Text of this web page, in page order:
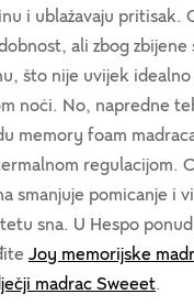
i ublažavaju pritisak.
ali zbog
što nije uvijek idealno
noći. No, napredne
memory foam
regulacijom.
smanjuje pomicanje i
sna. U Hespo
Joy memorijske
madrac Sweeet.